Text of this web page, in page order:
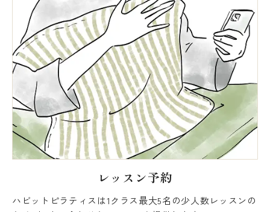
レッスン予約
ハビットピラティスは1クラス最大5名の少人数レッスンの